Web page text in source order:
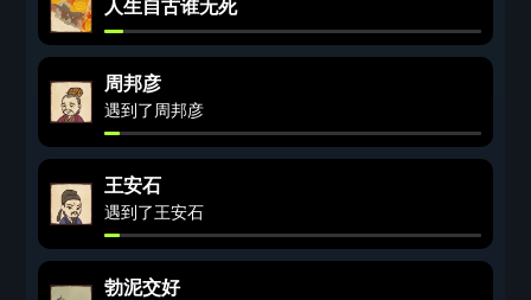
人生自古谁无死
周邦彦
遇到了周邦彦
王安石
遇到了王安石
勃泥交好